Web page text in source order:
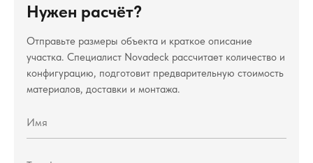
Нужен расчёт?
Отправьте размеры объекта и краткое описание
участка. Специалист Novadeck рассчитает количество и
конфигурацию, подготовит предварительную стоимость
материалов, доставки и монтажа.